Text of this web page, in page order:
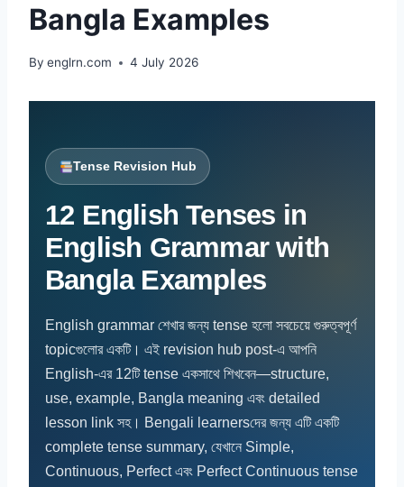
Bangla Examples
By englrn.com 4 July 2026
Tense Revision Hub
12 English Tenses in
English Grammar with
Bangla Examples
English grammar শেখার জন্য tense হলো সবচেয়ে গুরুত্বপূর্ণ
topicগুলোর একটি। এই revision hub post-এ আপনি
English-এর 12টি tense একসাথে শিখবেন—structure,
use, example, Bangla meaning এবং detailed
lesson link সহ। Bengali learnersদের জন্য এটি একটি
complete tense summary, যেখানে Simple,
Continuous, Perfect এবং Perfect Continuous tense